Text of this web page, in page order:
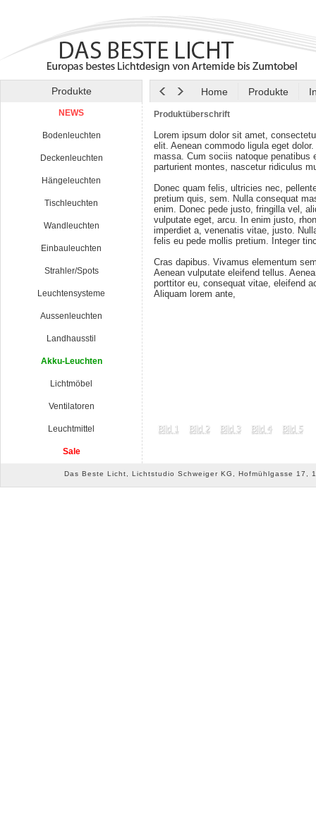
Produkte Home Produkte
NEWS
Bodenleuchten
Deckenleuchten
Hängeleuchten
Tischleuchten
Wandleuchten
Einbauleuchten
Strahler/Spots
Leuchtensysteme
Aussenleuchten
Landhausstil
Akku-Leuchten
Lichtmöbel
Ventilatoren
Leuchtmittel
Sale
Produktüberschrift
Lorem ipsum dolor sit amet,
elit. Aenean commodo ligula eget dolor.
massa. Cum sociis natoque penatibus
parturient montes, nascetur ridiculus
Donec quam felis, ultricies nec,
pretium quis, sem. Nulla consequat
enim. Donec pede justo, fringilla vel,
vulputate eget, arcu. In enim justo,
imperdiet a, venenatis vitae, justo.
felis eu pede mollis pretium. Integer
Cras dapibus. Vivamus elementum
Aenean vulputate eleifend tellus.
porttitor eu, consequat vitae, eleifend
Aliquam lorem ante,
Das Beste Licht, Lichtstudio Schweiger KG, Hofmühlgasse